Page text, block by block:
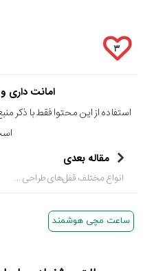
۳
امانت داری
استفاده از این محتوا فقط با ذکر
مقاله بعدی
انواع مختلف قفل‌های طراحی شده در ساعت‌ها چگونه است؟
ساعت مچی هوشمند